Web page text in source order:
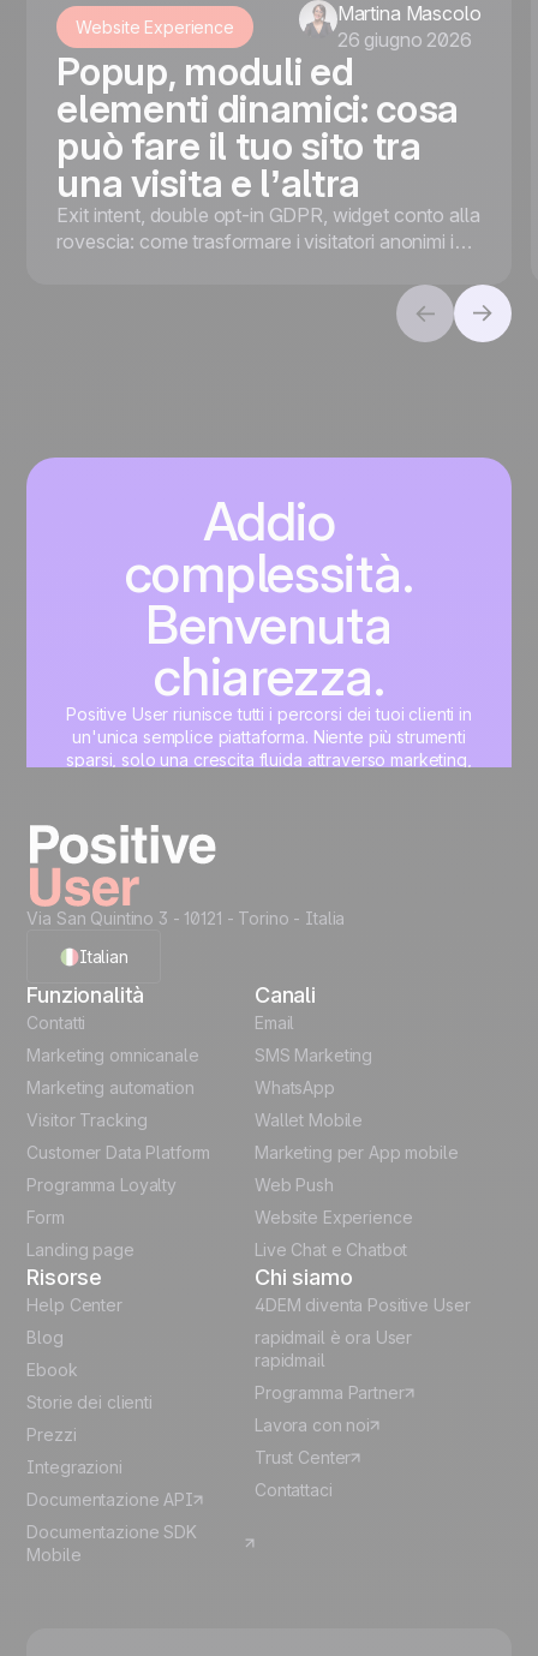
Website Experience
Martina Mascolo
26 giugno 2026
Popup, moduli ed
elementi dinamici: cosa
può fare il tuo sito tra
una visita e l’altra
Exit intent, double opt-in GDPR, widget conto alla
rovescia: come trasformare i visitatori anonimi in
Addio
complessità.
Benvenuta
chiarezza.
Positive User riunisce tutti i percorsi dei tuoi clienti in
un'unica semplice piattaforma. Niente più strumenti
sparsi, solo una crescita fluida attraverso marketing,
Via San Quintino 3 - 10121 - Torino - Italia
Italian
English
French
Polish
German
Español
Funzionalità
Contatti
Marketing omnicanale
Marketing automation
Visitor Tracking
Customer Data Platform
Programma Loyalty
Form
Landing page
Canali
Email
SMS Marketing
WhatsApp
Wallet Mobile
Marketing per App mobile
Web Push
Website Experience
Live Chat e Chatbot
Risorse
Help Center
Blog
Ebook
Storie dei clienti
Prezzi
Integrazioni
Documentazione API
Documentazione SDK
Mobile
Chi siamo
4DEM diventa Positive User
rapidmail è ora User
rapidmail
Programma Partner
Lavora con noi
Trust Center
Contattaci